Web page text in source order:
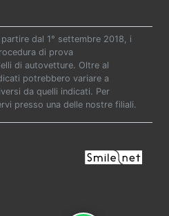
dal 1° settembre 2018, i
di prova
di autovetture. Oltre al
potrebbero variare a
da quelli indicati. Per
presso una delle nostre filiali.